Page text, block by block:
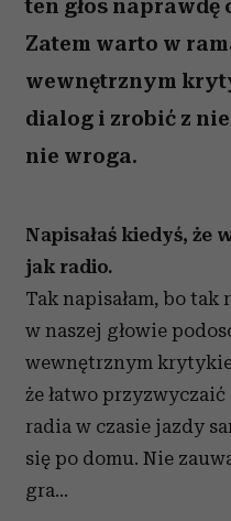
ten głos naprawdę
Zatem warto w
wewnętrznym
dialog i zrobić z
nie wroga.
Napisałaś kiedyś, że
jak radio.
Tak napisałam, bo tak
w naszej głowie
wewnętrznym
że łatwo
radia w czasie jazdy
się po domu. Nie
gra…